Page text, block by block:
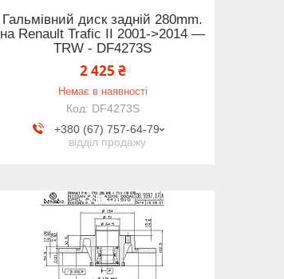
Гальмівний диск задній 280mm.
на Renault Trafic II 2001->2014 —
TRW - DF4273S
2 425 ₴
Немає в наявності
DF4273S
+380 (67) 757-64-79
відділ продажу